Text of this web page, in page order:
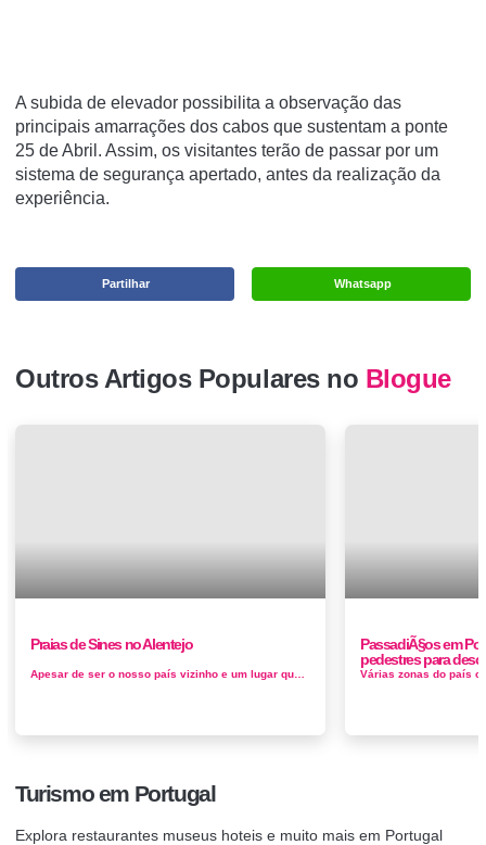
A subida de elevador possibilita a observação das
principais amarrações dos cabos que sustentam a ponte
25 de Abril. Assim, os visitantes terão de passar por um
sistema de segurança apertado, antes da realização da
experiência.
Whatsapp
Partilhar
Outros Artigos Populares no Blogue
Praias de Sines no Alentejo
PassadiÃ§os em
pedestres para
Turismo em Portugal
Explora restaurantes museus hoteis e muito mais em Portugal